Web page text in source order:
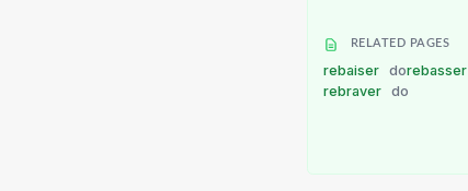
RELATED PAGES
rebaiser dorebasser
rebraver do